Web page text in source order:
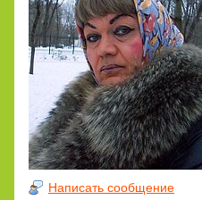
Написать сообщение